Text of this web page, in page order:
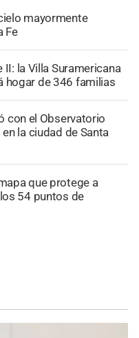
mayormente
Fe
II: la Villa Suramericana
hogar de 346 familias
con el Observatorio
la ciudad de Santa
que protege a
54 puntos de